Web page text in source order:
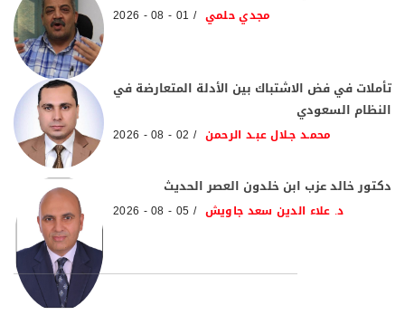
مجدي حلمي 01 - 08 - 2026
تأملات في فض الاشتباك بين الأدلة المتعارضة في
النظام السعودي
محمـد جـلال عبـد الرحمن 02 - 08 - 2026
دكتور خالد عزب ابن خلدون العصر الحديث
د. علاء الدين سعد جاويش 05 - 08 - 2026